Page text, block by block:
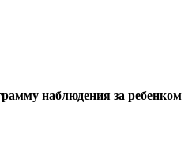
наблюдения за ребенком